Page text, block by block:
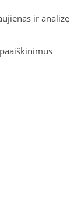
ir analizę